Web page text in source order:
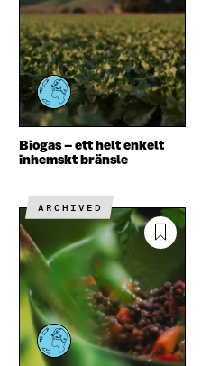
Biogas – ett helt enkelt
inhemskt bränsle
ARCHIVED